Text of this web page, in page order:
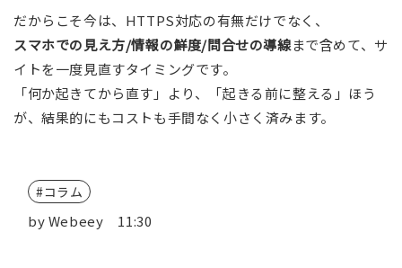
だからこそ今は、HTTPS対応の有無だけでなく、
スマホでの見え方/情報の鮮度/問合せの導線まで含めて、サ
イトを一度見直すタイミングです。
「何か起きてから直す」より、「起きる前に整える」ほう
が、結果的にもコストも手間なく小さく済みます。
コラム
byWebeey 11:30